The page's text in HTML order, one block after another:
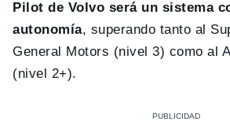
Pilot de Volvo será un sistema
autonomía, superando tanto al
General Motors (nivel 3) como al
(nivel 2+).